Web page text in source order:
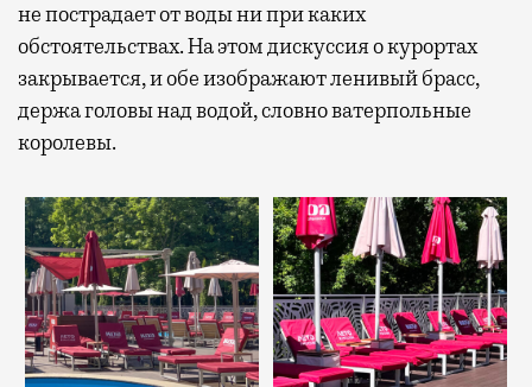
не пострадает от воды ни при каких
обстоятельствах. На этом дискуссия о курортах
закрывается, и обе изображают ленивый брасс,
держа головы над водой, словно ватерпольные
королевы.